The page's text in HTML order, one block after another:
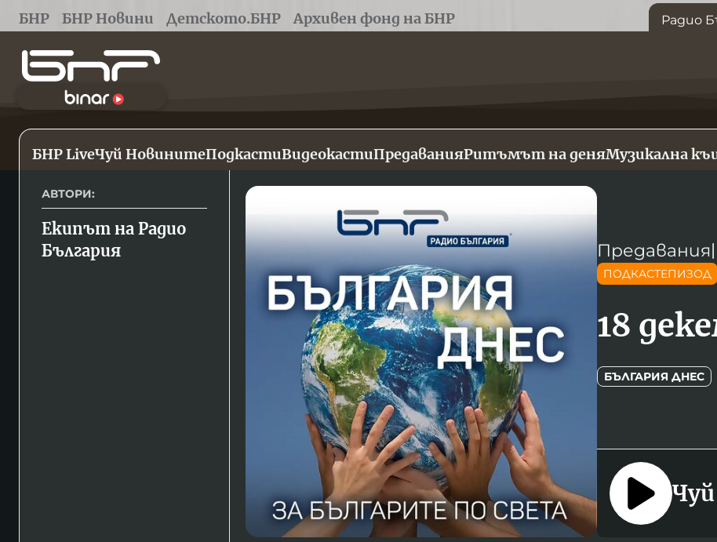
БНР БНР Новини Детското.БНР Архивен фонд на БНР Радио
БНР LiveЧуй НовинитеПодкастиВидеокастиПредаванияРитъмът на деняМузикална
АВТОРИ:
Екипът на Радио
България
Предавания
ПОДКАСТЕПИЗОД
18
БЪЛГАРИЯ ДНЕС